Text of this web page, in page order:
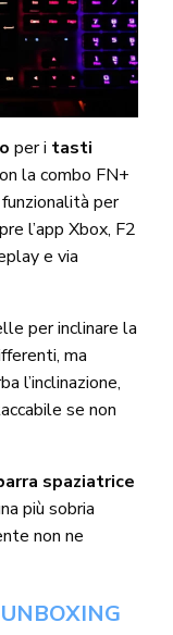
per i tasti
la combo FN+
per
l’app Xbox, F2
e via
per inclinare la
ma
l’inclinazione,
se non
spaziatrice
più sobria
non ne